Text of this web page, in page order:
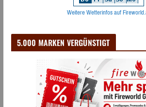
Weitere Wetterinfos auf
5.000 MARKEN VERGÜNSTIGT